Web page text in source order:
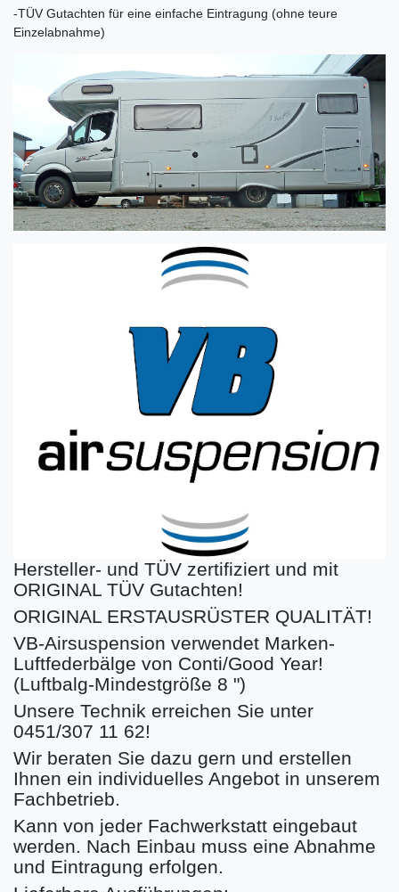
-TÜV Gutachten für eine einfache Eintragung (ohne teure
Einzelabnahme)
Hersteller- und TÜV zertifiziert und mit
ORIGINAL TÜV Gutachten!
ORIGINAL ERSTAUSRÜSTER QUALITÄT!
VB-Airsuspension verwendet Marken-
Luftfederbälge von Conti/Good Year!
(Luftbalg-Mindestgröße 8 ")
Unsere Technik erreichen Sie unter
0451/307 11 62!
Wir beraten Sie dazu gern und erstellen
Ihnen ein individuelles Angebot in unserem
Fachbetrieb.
Kann von jeder Fachwerkstatt eingebaut
werden. Nach Einbau muss eine Abnahme
und Eintragung erfolgen.